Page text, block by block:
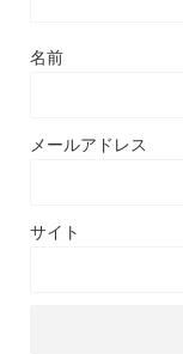
名前
メールアドレス
サイト